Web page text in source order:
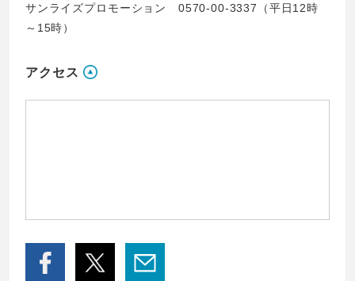
サンライズプロモーション 0570-00-3337（平日12時
～15時）
アクセス